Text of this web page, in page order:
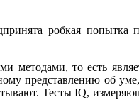
робкая попытка
то есть
представлению об
Тесты IQ,